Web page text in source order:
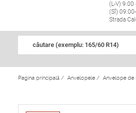
(L-V) 9:00
(Sî)
Strada
căutare (exemplu: 165/60 R14)
Pagina principală / Anvelopele / Anvelope de